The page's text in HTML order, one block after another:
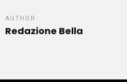
AUTHOR
Redazione Bella